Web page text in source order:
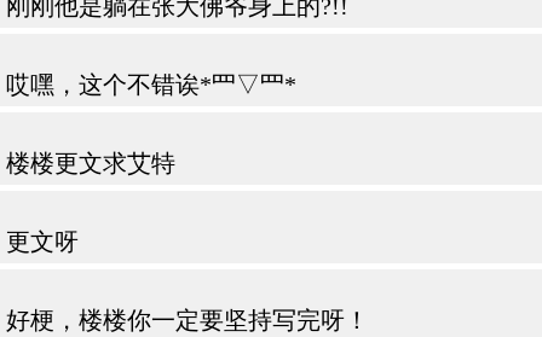
刚刚他是躺在张大佛爷身上的?!!
哎嘿，这个不错诶*罒▽罒*
楼楼更文求艾特
更文呀
好梗，楼楼你一定要坚持写完呀！